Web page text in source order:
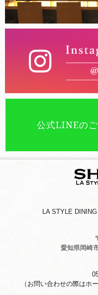
公式LINEの
LA STYLE
愛知県岡崎
（お問い合わせの際はホ